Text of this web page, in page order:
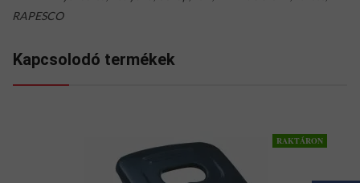
RAPESCO
Kapcsolodó termékek
RAKTÁRON